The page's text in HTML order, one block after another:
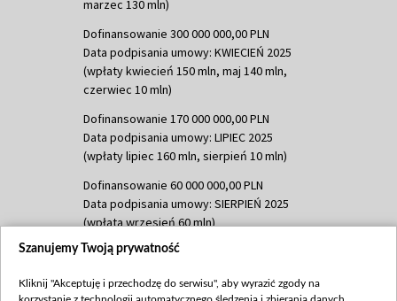
marzec 130 mln)
Dofinansowanie 300 000 000,00 PLN
Data podpisania umowy: KWIECIEŃ 2025
(wpłaty kwiecień 150 mln, maj 140 mln,
czerwiec 10 mln)
Dofinansowanie 170 000 000,00 PLN
Data podpisania umowy: LIPIEC 2025
(wpłaty lipiec 160 mln, sierpień 10 mln)
Dofinansowanie 60 000 000,00 PLN
Data podpisania umowy: SIERPIEŃ 2025
(wpłata wrzesień 60 mln)
Dofinansowanie 635 783 051,21 PLN
(wpłata wrzesień 100 mln, październik 350
Szanujemy Twoją prywatność
Kliknij "Akceptuję i przechodzę do serwisu", aby wyrazić zgody na